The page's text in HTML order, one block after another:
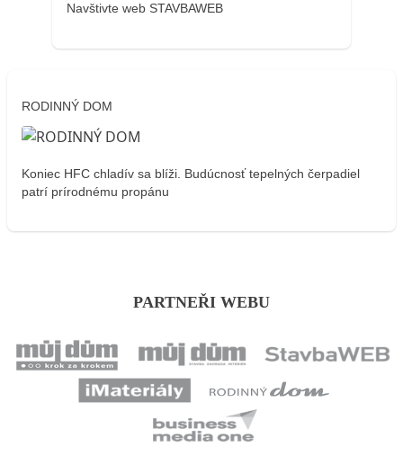
Navštivte web STAVBAWEB
RODINNÝ DOM
Koniec HFC chladív sa blíži. Budúcnosť tepelných čerpadiel
patrí prírodnému propánu
PARTNEŘI WEBU